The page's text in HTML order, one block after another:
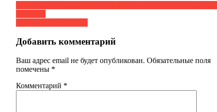
Навигация
по
Добавить комментарий
Ваш адрес email не будет опубликован. Обязательные поля
помечены *
Комментарий *